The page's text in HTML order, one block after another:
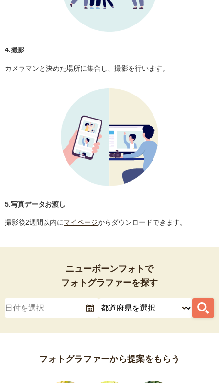
4.撮影
カメラマンと決めた場所に集合し、撮影を行います。
5.写真データお渡し
撮影後2週間以内にマイページからダウンロードできます。
ニューボーンフォトで
フォトグラファーを探す
フォトグラファーから提案をもらう